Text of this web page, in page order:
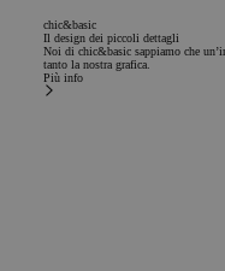
chic&basic
Il design dei piccoli dettagli
Noi di chic&basic sappiamo che
tanto la nostra grafica.
Più info